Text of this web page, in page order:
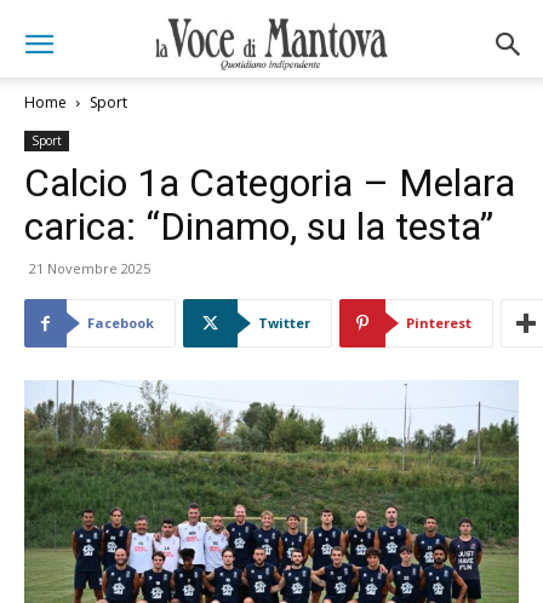
Home Sport
Sport
Calcio 1a Categoria – Melara
carica: “Dinamo, su la testa”
21 Novembre 2025
Facebook Twitter Pinterest